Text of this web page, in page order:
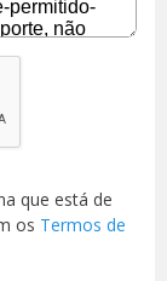
que está de
os Termos de